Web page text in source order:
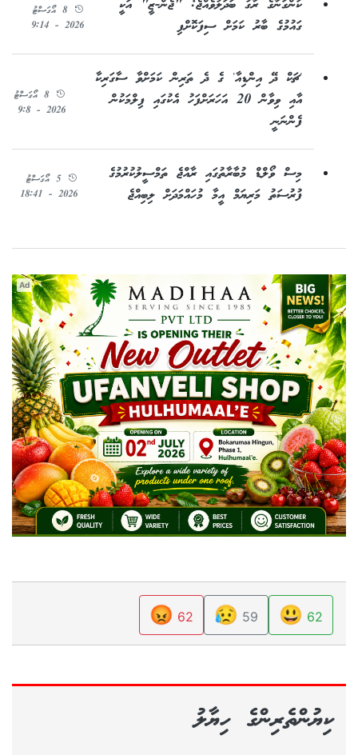
ކަންގަނާގެ ރާގު ބަދަލުވެއްޖެ: "ޖެން-ޒީ" އަކީ
ގައުމުގެ ބާރު ކަމަށް ސިފަކޮށްފި
8 އޯގަސްޓު
2026 - 9:14
'ޗަކް ދޭ އިންޑިއާ' ގެ ދެ ތަރިން ކަމަށްވާ ސާގަރިކާ
އާއި ވިވާން 20 އަހަރަށްފަހު އެކުގައި ފިލްމަކުން
ފެންނަނީ
8 އޯގަސްޓު
2026 - 9:8
މިސް ވޯލްޑް މުބާރާތުގައި ރާއްޖެ ތަމްސީލުކުރުމުގެ
ފުރުސަތު މަރިޔަމް އީމާ މުހައްމަދަށް ލިބިއްޖެ
5 އޯގަސްޓު
2026 - 18:41
Ad
62
😃
59
😥
62
😡
ކިޔުންތެރިންގެ ހިޔާލު